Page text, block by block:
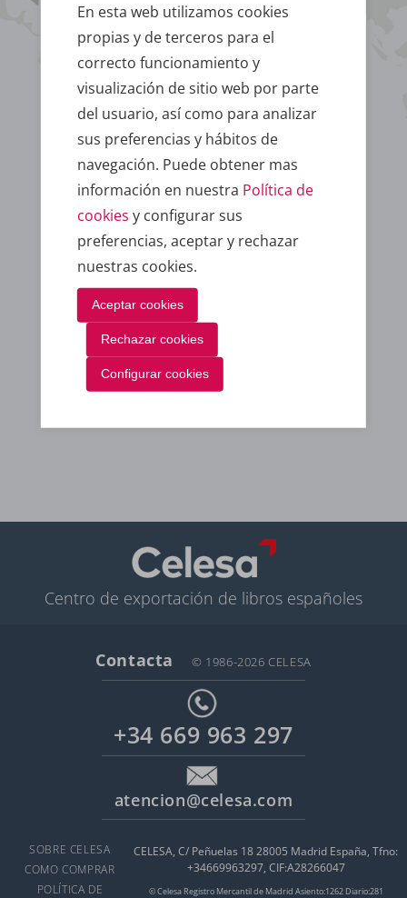
En esta web utilizamos cookies
propias y de terceros para el
correcto funcionamiento y
visualización de sitio web por parte
del usuario, así como para analizar
sus preferencias y hábitos de
navegación. Puede obtener mas
información en nuestra Política de
cookies y configurar sus
preferencias, aceptar y rechazar
nuestras cookies.
Aceptar cookies
Rechazar cookies
Configurar cookies
Confirmación
del pedido
Herramientas
de gestión
Dpto. Atención al cliente
Centro de exportación de libros españoles
Contacta © 1986-2026 CELESA
+34 669 963 297
atencion@celesa.com
SOBRE CELESA
COMO COMPRAR
POLÍTICA DE
CELESA, C/ Peñuelas 18 28005 Madrid España, Tfno:
+34669963297, CIF:A28266047
© Celesa Registro Mercantil de Madrid Asiento:1262 Diario:281